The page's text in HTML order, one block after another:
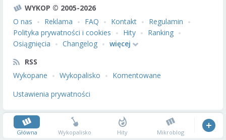
WYKOP © 2005-2026
O nas
Reklama FAQ Kontakt
Regulamin
Polityka prywatności i cookies
Hity
Ranking
Osiągnięcia
Changelog
więcej
RSS
Wykopane
Wykopalisko
Komentowane
Ustawienia prywatności
Główna Wykopalisko Hity Mikroblog